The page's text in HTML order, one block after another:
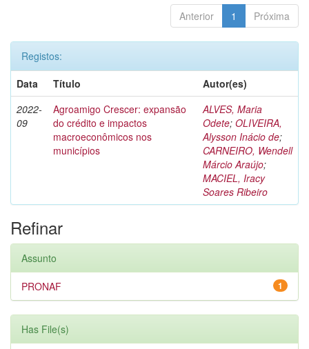
Anterior 1 Próxima
Registos:
Data
Título
Autor(es)
2022-
09
Agroamigo Crescer: expansão
do crédito e impactos
macroeconômicos nos
municípios
ALVES, Maria
Odete; OLIVEIRA,
Alysson Inácio de;
CARNEIRO, Wendell
Márcio Araújo;
MACIEL, Iracy
Soares Ribeiro
Refinar
Assunto
1
PRONAF
Has File(s)